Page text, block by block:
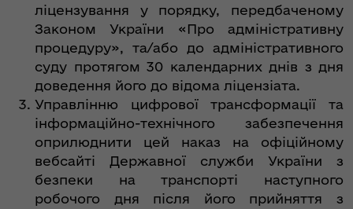
ліцензування у порядку, передбаченому
Законом України «Про адміністративну
процедуру», та/або до адміністративного
суду протягом 30 календарних днів з дня
доведення його до відома ліцензіата.
Управлінню цифрової трансформації та
інформаційно-технічного забезпечення
оприлюднити цей наказ на офіційному
вебсайті Державної служби України з
безпеки на транспорті наступного
робочого дня після його прийняття з